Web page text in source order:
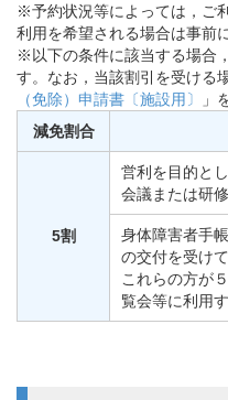
※予約状況等によっては，ご
利用を希望される場合は事前
※以下の条件に該当する場合
す。なお，当該割引を受ける
（免除）申請書〔施設用〕
」
減免割合
5割
営利を目的と
会議または研
身体障害者手
の交付を受け
これらの方が
覧会等に利用す